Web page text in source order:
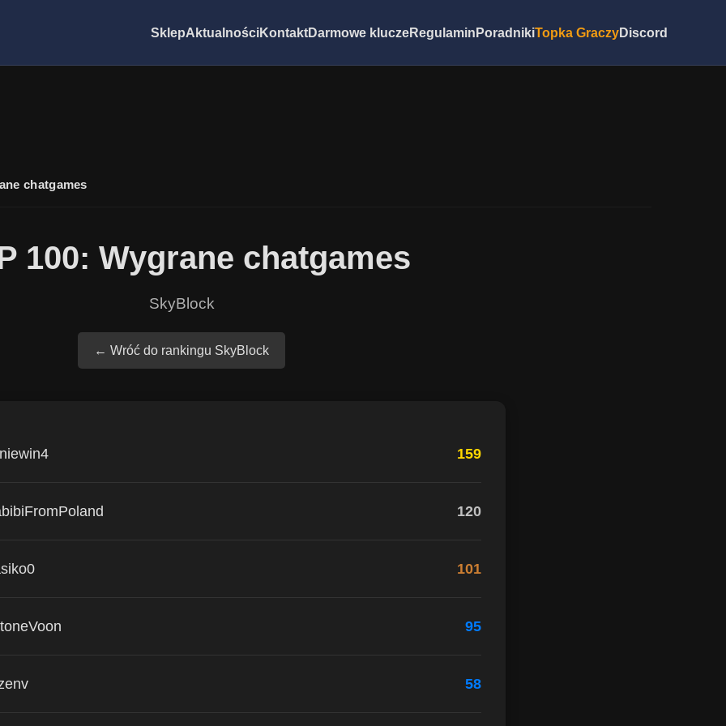
SklepAktualnościKontaktDarmowe kluczeRegulamin PoradnikiTopka GraczyDiscord
chatgames
100: Wygrane chatgames
SkyBlock
← Wróć do rankingu SkyBlock
159
120
101
95
58